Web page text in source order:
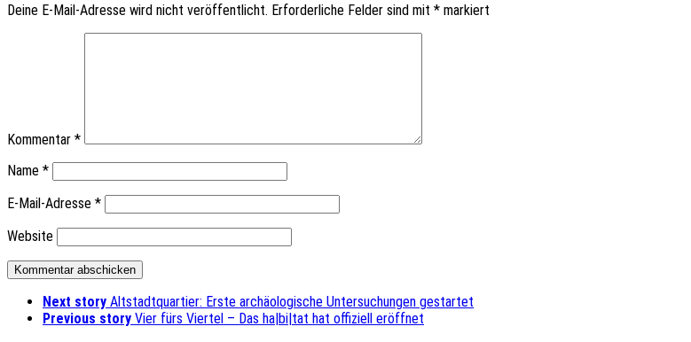
Deine E-Mail-Adresse wird nicht veröffentlicht. Erforderliche Felder sind mit * markiert
Kommentar *
Name *
E-Mail-Adresse *
Website
Next story Altstadtquartier: Erste archäologische Untersuchungen gestartet
Previous story Vier fürs Viertel – Das ha|bi|tat hat offiziell eröffnet